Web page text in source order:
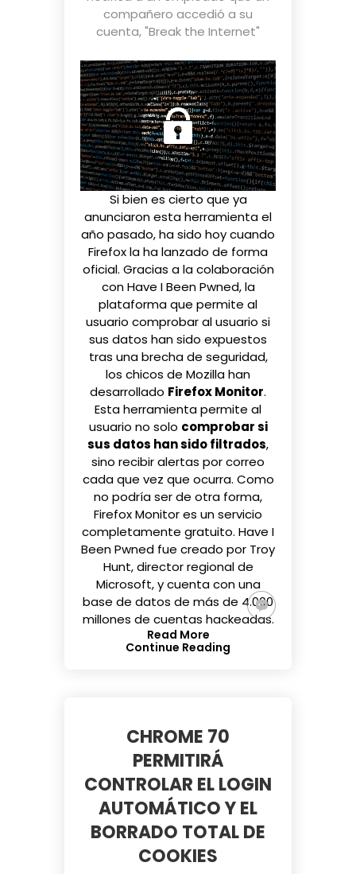
compañero accedió a su
cuenta,"Break the Internet"
Si bien es cierto que ya
anunciaron esta herramienta el
año pasado, ha sido hoy cuando
Firefox la ha lanzado de forma
oficial. Gracias a la colaboración
conHave I Been Pwned, la
plataforma que permite al
usuario comprobar al usuario si
sus datos han sido expuestos
tras una brecha de seguridad,
los chicos de Mozilla han
desarrollado Firefox Monitor.
Esta herramienta permite al
usuario no solo comprobar si
sus datos han sido filtrados,
sino recibir alertas por correo
cada que vez que ocurra. Como
no podría ser de otra forma,
Firefox Monitor es un servicio
completamente gratuito. Have I
Been Pwned fue creado por Troy
Hunt, director regional de
Microsoft, y cuenta con una
base de datos de más de 4.000
millones de cuentas hackeadas.
Read More
Continue Reading
CHROME 70
PERMITIRÁ
CONTROLAR EL LOGIN
AUTOMÁTICO Y EL
BORRADO TOTAL DE
COOKIES